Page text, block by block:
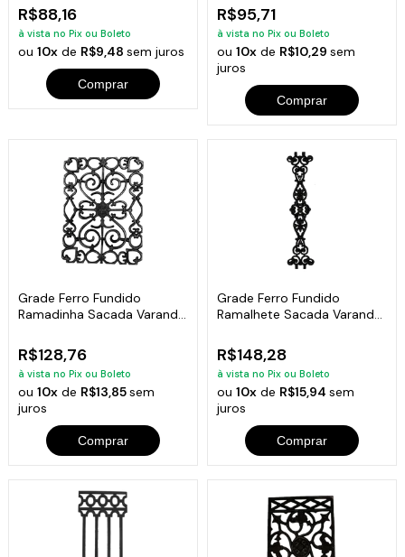
R$88,16
à vista no Pix ou Boleto
ou10x de R$9,48sem juros
Comprar
R$95,71
à vista no Pix ou Boleto
ou 10xde R$10,29 sem
juros
Comprar
Grade Ferro Fundido
Ramadinha Sacada Varanda
R$128,76
à vista no Pix ou Boleto
ou10x de R$13,85sem
juros
Comprar
Grade Ferro Fundido
Ramalhete Sacada Varanda
R$148,28
à vista no Pix ou Boleto
ou 10xde R$15,94 sem
juros
Comprar